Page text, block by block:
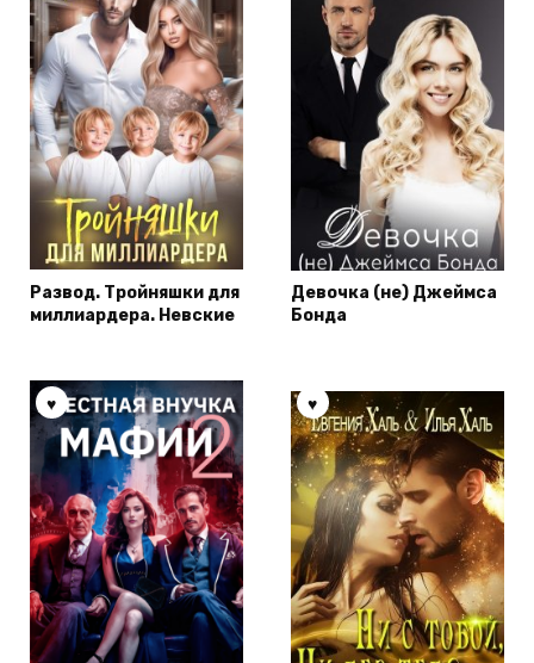
Развод. Тройняшки для
миллиардера. Невские
Девочка (не) Джеймса
Бонда